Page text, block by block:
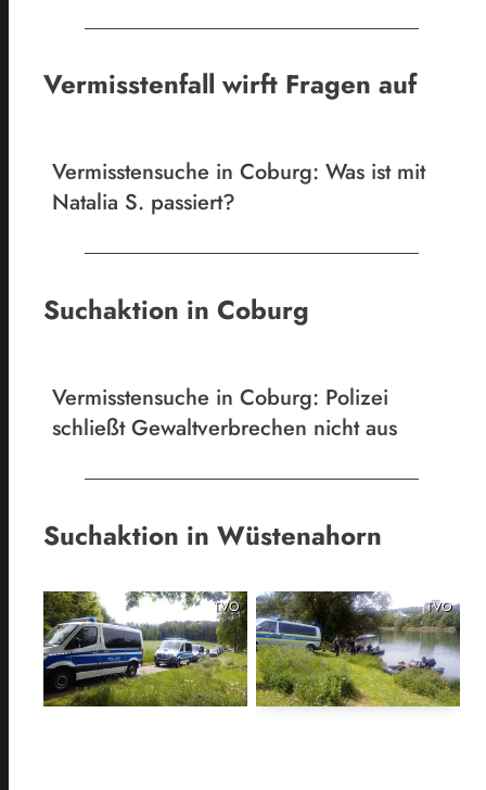
Vermisstenfall wirft Fragen auf
Vermisstensuche in Coburg: Was ist mit
Natalia S. passiert?
Suchaktion in Coburg
Vermisstensuche in Coburg: Polizei
schließt Gewaltverbrechen nicht aus
Suchaktion in Wüstenahorn
TVO TVO